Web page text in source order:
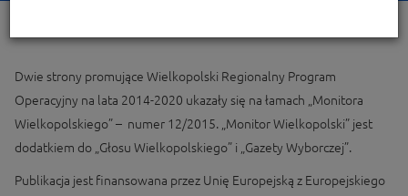
Dwie strony promujące Wielkopolski Regionalny Program
Operacyjny na lata 2014-2020 ukazały się na łamach „Monitora
Wielkopolskiego” – numer 12/2015. „Monitor Wielkopolski” jest
dodatkiem do „Głosu Wielkopolskiego” i „Gazety Wyborczej”.
Publikacja jest finansowana przez Unię Europejską z Europejskiego